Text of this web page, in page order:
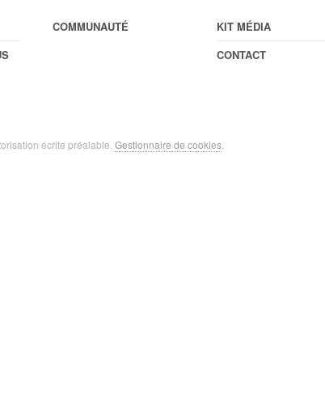
COMMUNAUTÉ
KIT MÉDIA
CONTACT
écrite préalable. Gestionnaire de cookies